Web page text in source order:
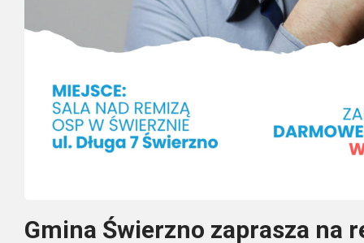
Gmina Świerzno zaprasza na